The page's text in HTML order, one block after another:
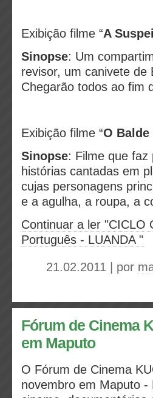
Exibição filme “A
Sinopse: Um
revisor, um canivete de
Chegarão todos ao
Exibição filme “O Balde
Sinopse: Filme que faz
histórias cantadas em
cujas personagens
e a agulha, a roupa, a
Continuar a ler "CICLO
Português - LUANDA "
21.02.2011 | por
Fórum de Cinema
em Maputo
O Fórum de Cinema
novembro em Maputo